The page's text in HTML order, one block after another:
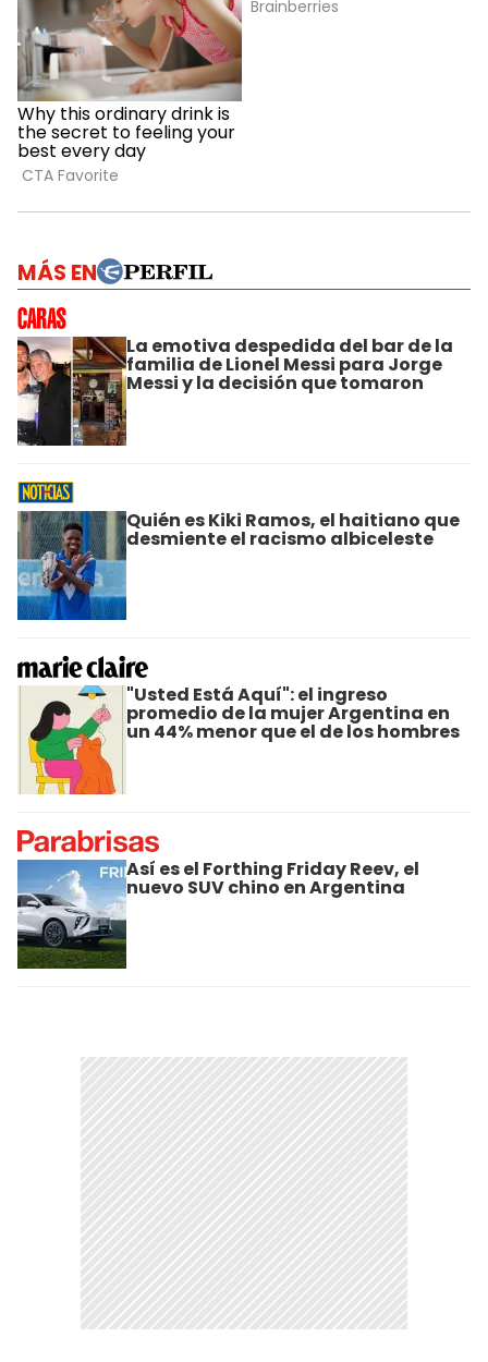
MÁS EN
La emotiva despedida del bar de la
familia de Lionel Messi para Jorge
Messi y la decisión que tomaron
Quién es Kiki Ramos, el haitiano que
desmiente el racismo albiceleste
"Usted Está Aquí": el ingreso
promedio de la mujer Argentina en
un 44% menor que el de los hombres
Así es el Forthing Friday Reev, el
nuevo SUV chino en Argentina